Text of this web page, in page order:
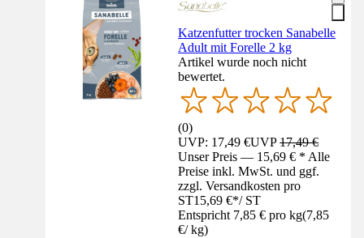
Katzenfutter trocken Sanabelle
Adult mit Forelle 2 kg
Artikel wurde noch nicht
bewertet.
(0)
UVP: 17,49 €UVP17,49 €
Unser Preis — 15,69 € * Alle
Preise inkl. MwSt. und ggf.
zzgl. Versandkosten pro
ST15,69 €*/ ST
Entspricht 7,85 € pro kg(7,85
€/ kg)